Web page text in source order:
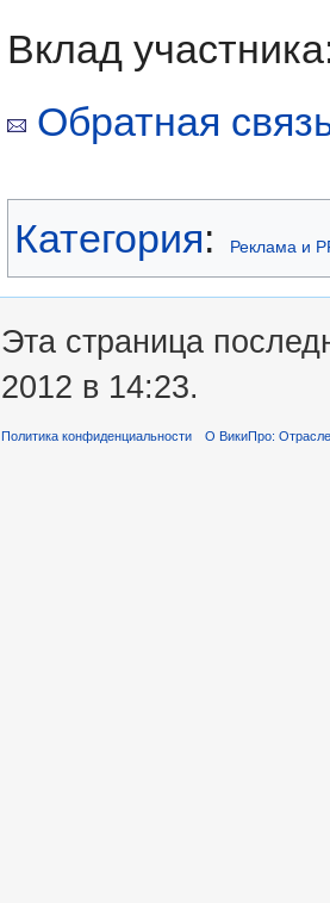
Вклад
Обратная
Категория: Реклама и
Эта страница
2012 в 14:23.
Политика конфиденциальности О ВикиПро: